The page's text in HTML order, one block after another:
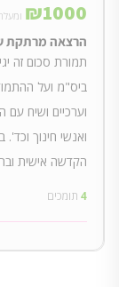
₪1000
הרצאה מרתקת
תמורת סכום זה
ביס"מ ועל
וערכיים ושיח עם
ואנשי חינוך
הקדשה אישית
4 תומכים